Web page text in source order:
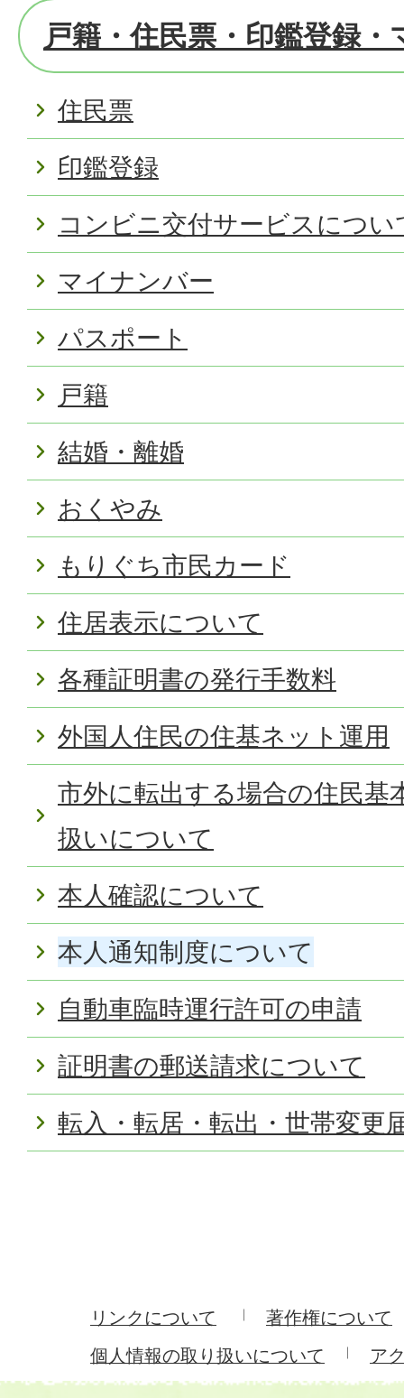
戸籍・住民票・印鑑登録
住民票
印鑑登録
コンビニ交付サービスについ
マイナンバー
パスポート
戸籍
結婚・離婚
おくやみ
もりぐち市民カード
住居表示について
各種証明書の発行手数料
外国人住民の住基ネット運用
市外に転出する場合の住民基
扱いについて
本人確認について
本人通知制度について
自動車臨時運行許可の申請
証明書の郵送請求について
転入・転居・転出・世帯変更
リンクについて
著作権について
個人情報の取り扱いについて
ア